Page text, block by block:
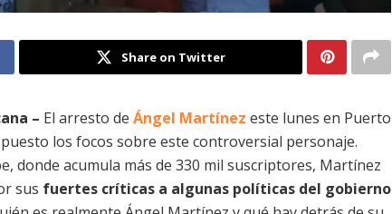
Share on Twitter
– El arresto de Ángel Martínez este lunes en Puerto
los focos sobre este controversial personaje.
donde acumula más de 330 mil suscriptores, Martínez
sus fuertes críticas a algunas políticas del gobierno